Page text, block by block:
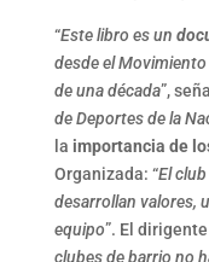
“Este libro es un
desde el
de una década”,
de Deportes de la
la importancia de
Organizada: “El
desarrollan valores,
equipo”. El
clubes de barrio no